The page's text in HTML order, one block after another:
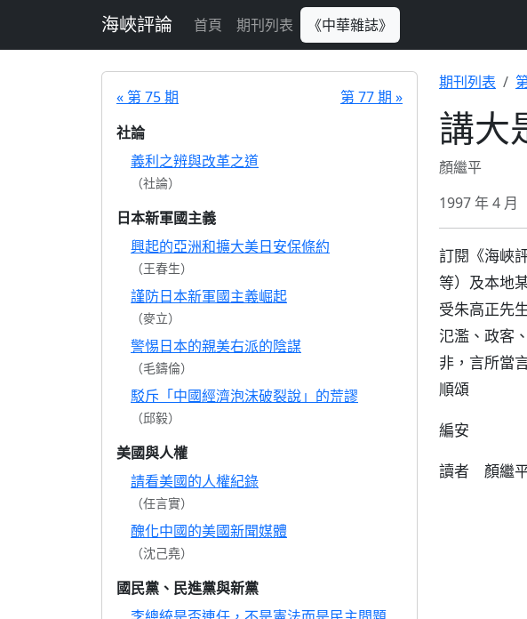
海峽評論 首頁 期刊列表 《中華雜誌》
« 第 75 期
第 77 期 »
社論
義利之辨與改革之道
（社論）
日本新軍國主義
興起的亞洲和擴大美日安保條約
（王春生）
謹防日本新軍國主義崛起
（麥立）
警惕日本的親美右派的陰謀
（毛鑄倫）
駁斥「中國經濟泡沫破裂說」的荒謬
（邱毅）
美國與人權
請看美國的人權紀錄
（任言實）
醜化中國的美國新聞媒體
（沈己堯）
國民黨、民進黨與新黨
期刊列表
講大
顏繼平
1997 年 4 月
訂閱《海峽
等）及本地
受朱高正先
氾濫、政客
非，言所當
順頌
編安
讀者 顏繼